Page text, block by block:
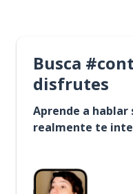
Busca
disfrutes
Aprende a hablar
realmente te